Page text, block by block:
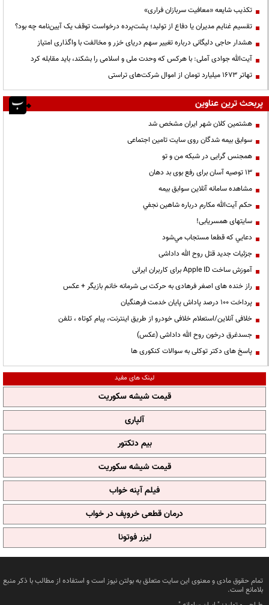
تکذیب شایعه «معافیت سربازان فراری»
تقسیم غنایم مدیران یا دفاع از تولید؛ پشت‌پرده درخواست توقف یک آیین‌نامه چه بود؟
هشدار حاجی دلیگانی درباره تغییر سهم دریای خزر و مخالفت با واگذاری امتیاز
آیت‌الله جوادی آملی: با هرکس که وحدت ملی و اسلامی را بشکند، باید مقابله کرد
تهاتر ۱۶۷۳ میلیارد تومان از اموال شرکت‌های تراستی
پربحث ترین عناوین
هشتمین کلان شهر ایران مشخص شد
سوابق بیمه شدگان روی سایت تامین اجتماعی
همجنس گرایی در شبکه من و تو
13 توصیه آسان برای رفع بوی بد دهان
مشاهده سامانه آنلاين سوابق بیمه
حكم آيت‌الله مكارم درباره شاهين نجفي
سایتهای همسریابی!
دعايي كه قطعا مستجاب مي‌شود
جزئیات جدید قتل روح الله داداشی
آموزش ساخت Apple ID برای کاربران ایرانی
راز خنده های اصغر فرهادی به حرکت بی شرمانه خانم بازیگر + عکس
پرداخت ۱۰۰ درصد پاداش پایان خدمت فرهنگیان
خلافی آنلاین/استعلام خلافی خودرو از طریق اینترنت، پیام کوتاه ، تلفن
جسدغرق درخون روح الله داداشی (عکس)
پاسخ های دکتر توکلی به سوالات کنکوری ها
لینک های مفید
قیمت شیشه سکوریت
آلپاری
بیم دتکتور
قیمت شیشه سکوریت
فیلم آپنه خواب
درمان قطعی خروپف در خواب
لیزر فوتونا
تمام حقوق مادی و معنوی این سایت متعلق به بولتن نیوز است و استفاده از مطالب با ذکر منبع
بلامانع است.